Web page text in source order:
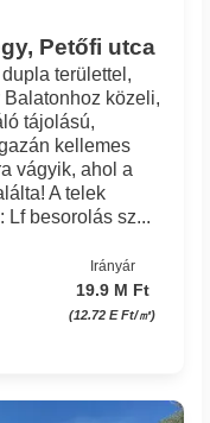
Petőfi utca
területtel,
közeli,
tájolású,
kellemes
vágyik, ahol a
A telek
Lf besorolás sz...
Irányár
19.9 M Ft
(12.72 E Ft/㎡)